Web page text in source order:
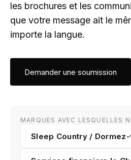
les brochures et les
que votre message ait le
importe la langue.
Demander une soumission
MARQUES AVEC LESQUELLES
Sleep Country /